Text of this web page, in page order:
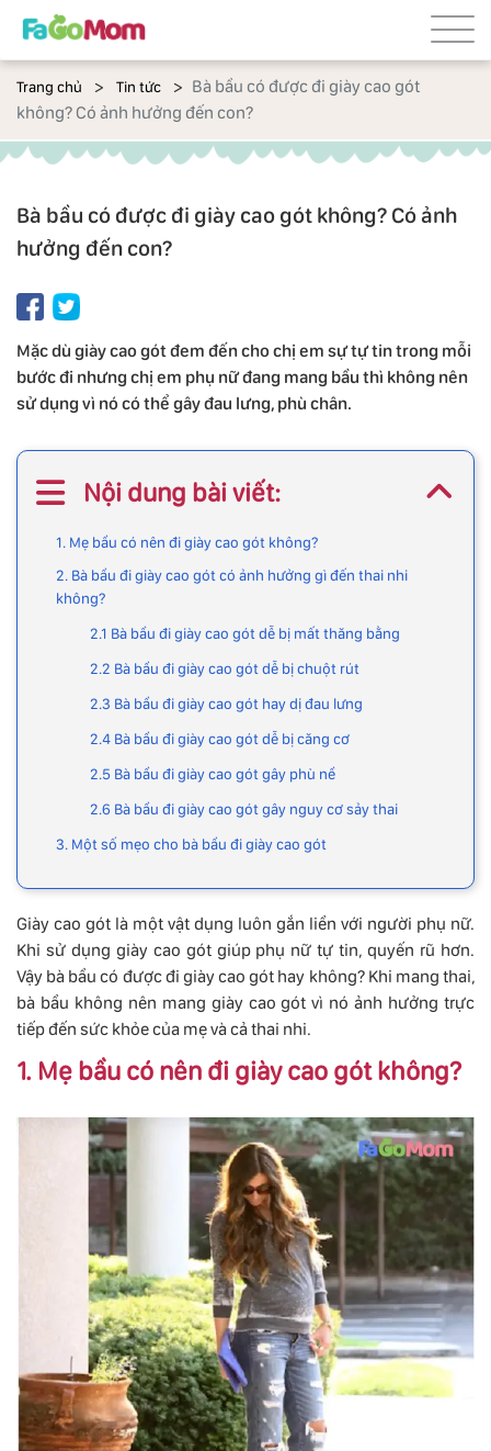
Trang chủ Tin tức
Bà bầu có được đi giày cao gót
không? Có ảnh hưởng đến con?
Bà bầu có được đi giày cao gót không? Có ảnh
hưởng đến con?
Mặc dù giày cao gót đem đến cho chị em sự tự tin trong mỗi
bước đi nhưng chị em phụ nữ đang mang bầu thì không nên
sử dụng vì nó có thể gây đau lưng, phù chân.
Nội dung bài viết:
1. Mẹ bầu có nên đi giày cao gót không?
2. Bà bầu đi giày cao gót có ảnh hưởng gì đến thai nhi
không?
2.1 Bà bầu đi giày cao gót dễ bị mất thăng bằng
2.2 Bà bầu đi giày cao gót dễ bị chuột rút
2.3 Bà bầu đi giày cao gót hay dị đau lưng
2.4 Bà bầu đi giày cao gót dễ bị căng cơ
2.5 Bà bầu đi giày cao gót gây phù nề
2.6 Bà bầu đi giày cao gót gây nguy cơ sảy thai
3. Một số mẹo cho bà bầu đi giày cao gót
Giày cao gót là một vật dụng luôn gắn liền với người phụ nữ.
Khi sử dụng giày cao gót giúp phụ nữ tự tin, quyến rũ hơn.
Vậy bà bầu có được đi giày cao gót hay không? Khi mang thai,
bà bầu không nên mang giày cao gót vì nó ảnh hưởng trực
tiếp đến sức khỏe của mẹ và cả thai nhi.
1. Mẹ bầu có nên đi giày cao gót không?